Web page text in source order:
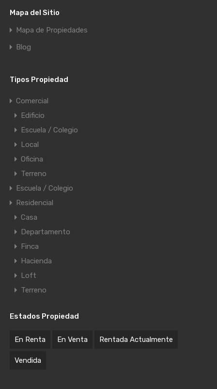
Mapa del Sitio
Mapa de Propiedades
Blog
Tipos Propiedad
Comercial
Edificio
Escuela / Colegio
Local
Oficina
Terreno
Escuela / Colegio
Residencial
Casa
Departamento
Finca
Hacienda
Loft
Terreno
Estados Propiedad
En Renta En Venta Rentada Actualmente
Vendida